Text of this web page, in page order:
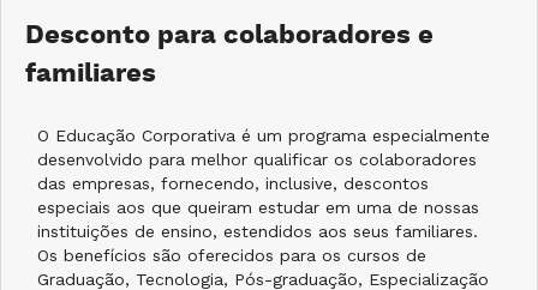
Desconto para colaboradores e
familiares
O Educação Corporativa é um programa especialmente
desenvolvido para melhor qualificar os colaboradores
das empresas, fornecendo, inclusive, descontos
especiais aos que queiram estudar em uma de nossas
instituições de ensino, estendidos aos seus familiares.
Os benefícios são oferecidos para os cursos de
Graduação, Tecnologia, Pós-graduação, Especialização